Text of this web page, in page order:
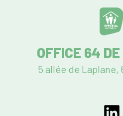
OFFICE 64
5 allée de Laplane,